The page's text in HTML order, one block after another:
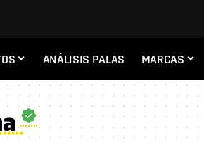
ANÁLISIS PALAS MARCAS